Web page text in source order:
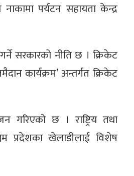
पर्यटन सहायता केन्द्र
सरकारको नीति छ । क्रिकेट
कार्यक्रम’ अन्तर्गत क्रिकेट
गरिएको छ । राष्ट्रिय तथा
प्रदेशका खेलाडीलाई विशेष